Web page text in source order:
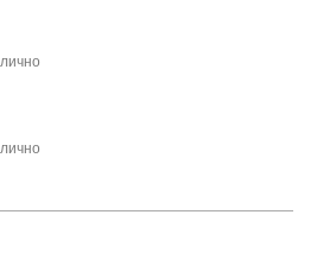
лично
лично